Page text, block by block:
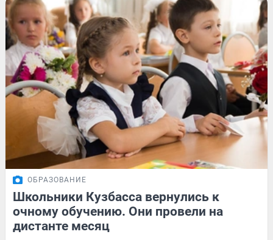
ОБРАЗОВАНИЕ
Школьники Кузбасса вернулись к
очному обучению. Они провели на
дистанте месяц